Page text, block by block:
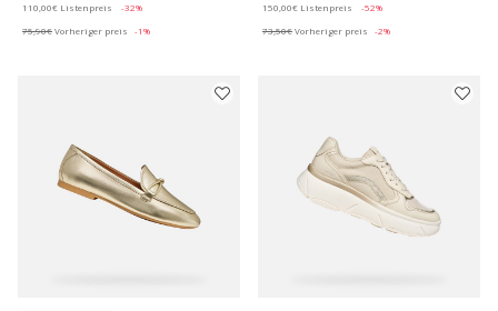
110,00€ Listenpreis
-32%
75,90€Vorheriger preis -1%
150,00€ Listenpreis
-52%
73,50€Vorheriger preis -2%